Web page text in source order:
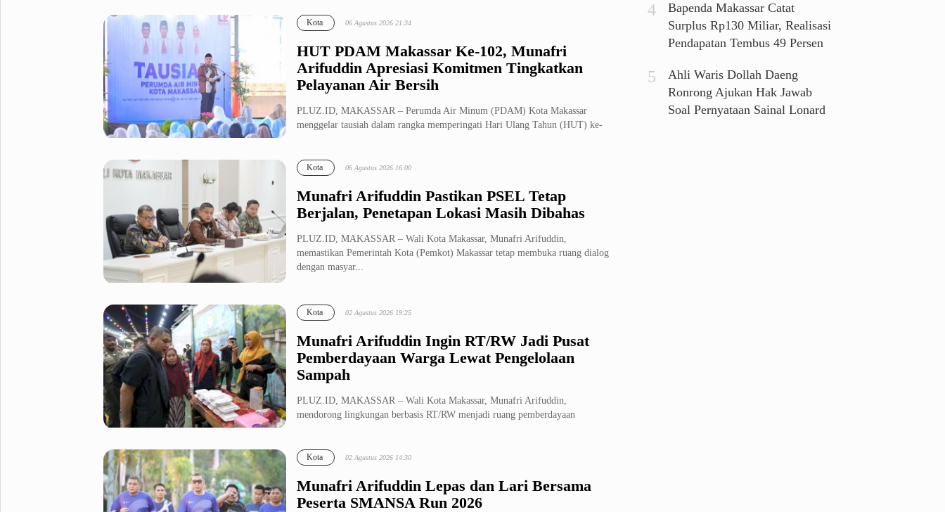
Bulutangkis
Golf
Infotainment
Parenting
HUT PDAM Makassar Ke-102, Munafri
Arifuddin Apresiasi Komitmen Tingkatkan
Pelayanan Air Bersih
Kota 06 Agustus 2026 21:34
PLUZ.ID, MAKASSAR – Perumda Air Minum (PDAM) Kota Makassar
menggelar tausiah dalam rangka memperingati Hari Ulang Tahun (HUT) ke-
Munafri Arifuddin Pastikan PSEL Tetap
Berjalan, Penetapan Lokasi Masih Dibahas
Kota 06 Agustus 2026 16:00
PLUZ.ID, MAKASSAR – Wali Kota Makassar, Munafri Arifuddin,
memastikan Pemerintah Kota (Pemkot) Makassar tetap membuka ruang dialog
dengan masyar...
Munafri Arifuddin Ingin RT/RW Jadi Pusat
Pemberdayaan Warga Lewat Pengelolaan
Sampah
Kota 02 Agustus 2026 19:25
PLUZ.ID, MAKASSAR – Wali Kota Makassar, Munafri Arifuddin,
mendorong lingkungan berbasis RT/RW menjadi ruang pemberdayaan
Munafri Arifuddin Lepas dan Lari Bersama
Peserta SMANSA Run 2026
Kota 02 Agustus 2026 14:30
Bapenda Makassar Catat
Surplus Rp130 Miliar, Realisasi
Pendapatan Tembus 49 Persen
Ahli Waris Dollah Daeng
Ronrong Ajukan Hak Jawab
Soal Pernyataan Sainal Lonard